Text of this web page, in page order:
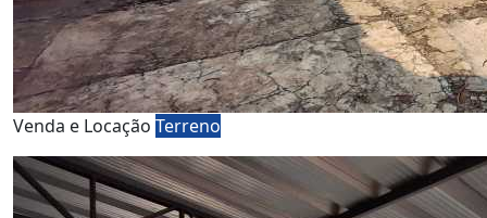
Venda e Locação Terreno